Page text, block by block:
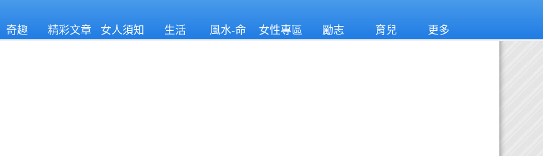
奇趣 精彩文章 女人須知 生活
風水-命
女性專區 勵志 育兒 更多